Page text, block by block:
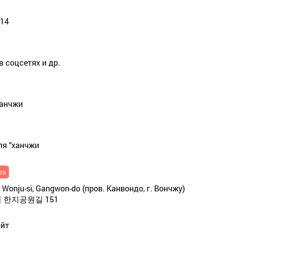
соцсетях и др.
"ханчжи
si, Gangwon-do (пров. Канвондо, г. Вончжу)
지공원길 151